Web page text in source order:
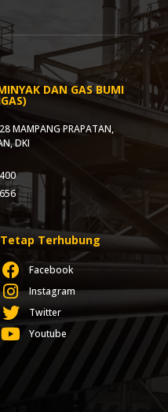
DAN GAS BUMI
MAMPANG PRAPATAN,
DKI
Tetap Terhubung
Facebook
Instagram
Twitter
Youtube